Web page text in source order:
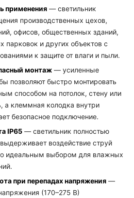
применения — светильник
производственных цехов,
офисов, общественных зданий,
парковок и других объектов с
к защите от влаги и пыли.
монтаж — усиленные
позволяют быстро монтировать
способом на потолок, стену или
а клеммная колодка внутри
безопасное подключение.
IP65 — светильник полностью
воздействие струй
идеальным выбором для влажных
при перепадах напряжения —
(170–275 В)